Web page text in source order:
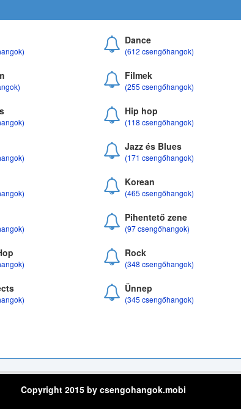
Dance
(612 csengőhangok)
Filmek
(255 csengőhangok)
Hip hop
(118 csengőhangok)
Jazz és Blues
(171 csengőhangok)
Korean
(465 csengőhangok)
Pihentető zene
(97 csengőhangok)
Rock
(348 csengőhangok)
Ünnep
(345 csengőhangok)
Copyright 2015 by csengohangok.mobi